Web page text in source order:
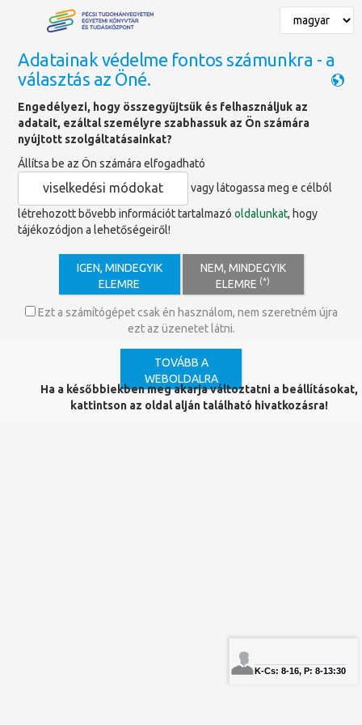
Találatok
Tartalom típus
×
Tartalom ×
Hír Szolgáltatás
×
mobil nyomtatás
Adatainak védelme fontos számunkra - a
választás az Öné.
Engedélyezi, hogy összegyűjtsük és felhasználjuk az
adatait, ezáltal személyre szabhassuk az Ön számára
nyújtott szolgáltatásainkat?
Állítsa be az Ön számára elfogadható
viselkedési módokat vagy látogassa meg e célból
létrehozott bővebb információt tartalmazóoldalunkat, hogy
tájékozódjon a lehetőségeiről!
IGEN, MINDEGYIK
ELEMRE
NEM, MINDEGYIK
ELEMRE (*)
Ezt a számítógépet csak én használom, nem szeretném újra
ezt az üzenetet látni.
TOVÁBB A
WEBOLDALRA
Ha a későbbiekben meg akarja változtatni a beállításokat,
kattintson az oldal alján található hivatkozásra!